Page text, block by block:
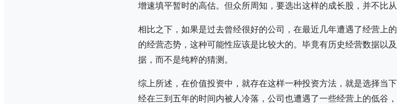
增速填平暂时的高估。但众所周知，要选出这样的成长股，并不比
相比之下，如果是过去曾经很好的公司，在最近几年遭遇了经营上
的经营态势，这种可能性应该是比较大的。毕竟有历史经营数据以
据，而不是纯粹的猜测。
综上所述，在价值投资中，就存在这样一种投资方法，就是选择当
经在三到五年的时间内被人冷落，公司也遭遇了一些经营上的低谷